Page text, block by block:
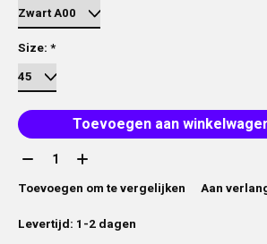
Size: *
Toevoegen aan
Aantal:
Toevoegen om te vergelijken
Aan
Levertijd: 1-2 dagen